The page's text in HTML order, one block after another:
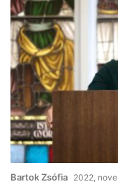
Bartok Zsófia 2022,